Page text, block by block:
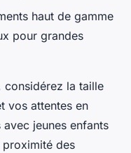
haut de gamme
pour grandes
considérez la taille
vos attentes en
avec jeunes enfants
des